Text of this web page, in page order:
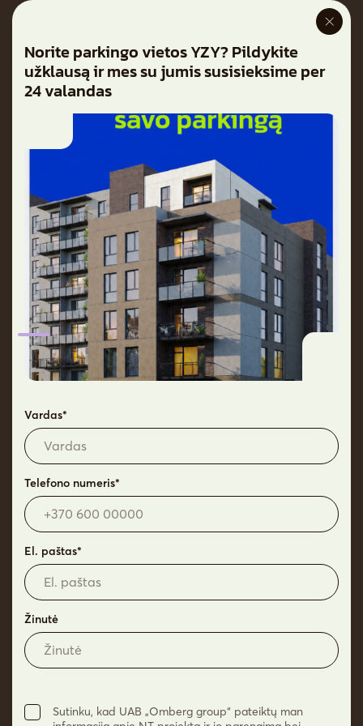
Parkingas
Apie projektą
Galerija
Naujienos
Atvirų durų dienos
Kontaktai
+370 682 11050
© 2026 Omberg. Visos teisės saugomos.
Privatumo politika
Norite parkingo vietos YZY? Pildykite
užklausą ir mes su jumis susisieksime per
24 valandas
Vardas*
Telefono numeris*
El. paštas*
Žinutė
Sutinku, kad UAB „Omberg group“ pateiktų man